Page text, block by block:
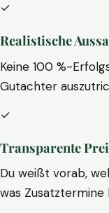
✓
Realistische
Keine 100 %-
Gutachter
✓
Transparente
Du weißt vorab,
was Zusatztermine